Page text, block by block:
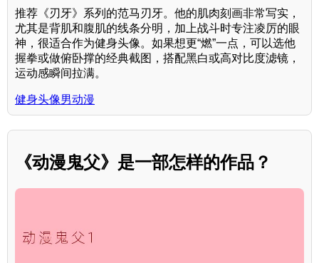
推荐《刃牙》系列的范马刃牙。他的肌肉刻画非常写实，
尤其是背肌和腹肌的线条分明，加上战斗时专注凌厉的眼
神，很适合作为健身头像。如果想更“燃”一点，可以选他
握拳或做俯卧撑的经典截图，搭配黑白或高对比度滤镜，
运动感瞬间拉满。
健身头像男动漫
《动漫鬼父》是一部怎样的作品？